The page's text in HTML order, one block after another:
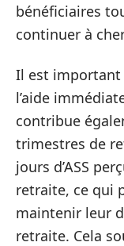
bénéficiaires
continuer à
Il est important
l’aide
contribue
trimestres de
jours d’ASS
retraite, ce qui
maintenir leur
retraite. Cela